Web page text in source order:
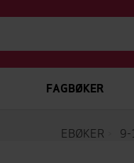
FAGBØKER
EBØKER 9-